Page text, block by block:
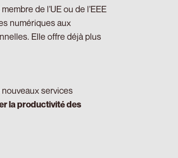
de l’UE ou de l’EEE
numériques aux
Elle offre déjà plus
services
la productivité des